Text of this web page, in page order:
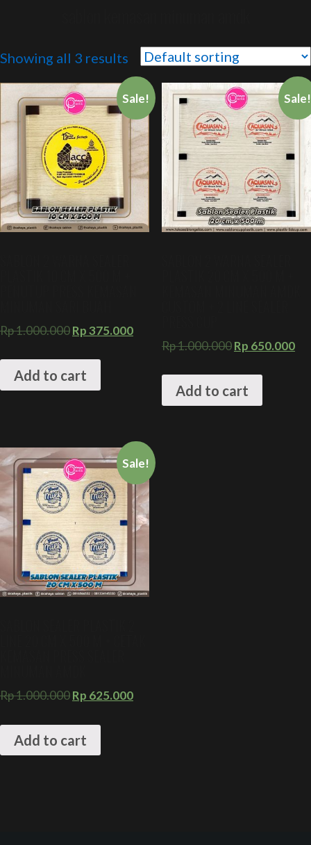
Showing all 3 results
Sale!
Rp1.000.000Rp375.000
Add to cart
Sale!
Rp1.000.000Rp 650.000
Add to cart
Sale!
Rp1.000.000Rp 625.000
Add to cart